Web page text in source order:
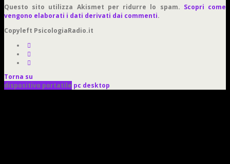
Questo sito utilizza Akismet per ridurre lo spam. Scopri come
vengono elaborati i dati derivati dai commenti.
Copyleft PsicologiaRadio.it
Torna su
dispositivo portatile pc desktop